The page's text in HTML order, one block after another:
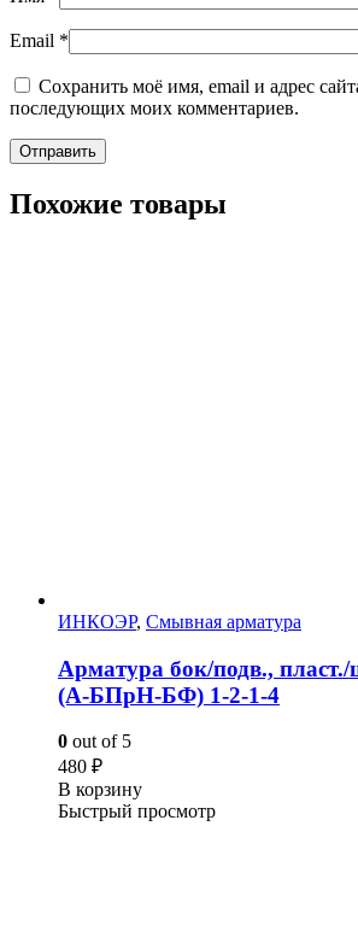
Email *
Сохранить моё имя, email и адрес
последующих моих комментариев.
Похожие товары
ИНКОЭР, Смывная арматура
Арматура бок/подв.,
(А-БПрН-БФ) 1-2-1-4
0 out of 5
480 ₽
В корзину
Быстрый просмотр